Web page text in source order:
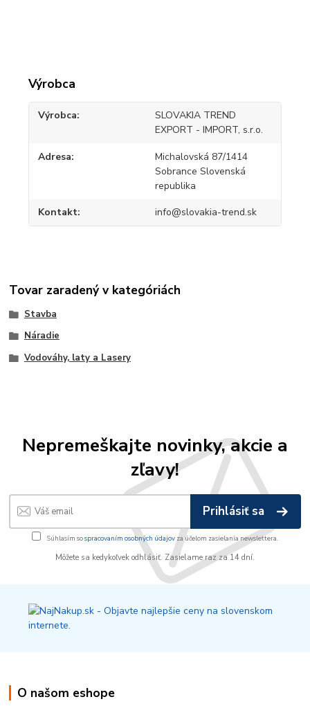
Výrobca
Výrobca
SLOVAKIA TREND
EXPORT - IMPORT, s.r.o.
Adresa
Michalovská 87/1414
Sobrance Slovenská
republika
Kontakt info@slovakia-trend.sk
Tovar zaradený v kategóriách
Stavba
Náradie
Vodováhy, laty a Lasery
Nepremeškajte novinky, akcie a
zľavy!
Prihlásiť sa
Súhlasím sospracovaním osobných údajov za účelom zasielania newslettera.
Môžete sa kedykoľvek odhlásiť. Zasielame raz za 14 dní.
O našom eshope